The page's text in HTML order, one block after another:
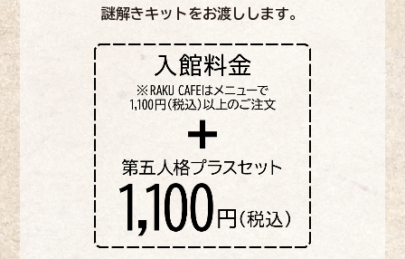
謎解きキットをお渡しします。